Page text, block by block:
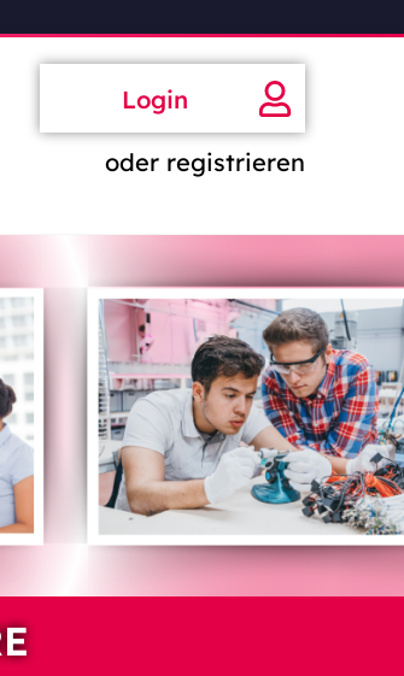
Login
oder registrieren